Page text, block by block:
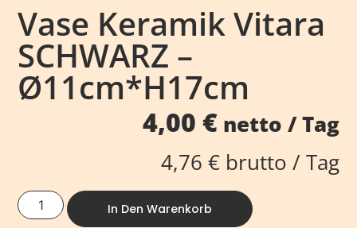
Vase Keramik Vitara
SCHWARZ –
Ø11cm*H17cm
4,00 €netto / Tag
4,76 €brutto / Tag
In Den Warenkorb